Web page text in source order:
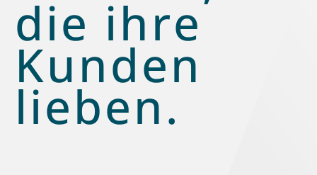
die ihre
Kunden
lieben.